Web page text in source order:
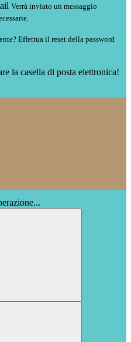
Verrà inviato un messaggio
Effettua il reset della password
la casella di posta elettronica!